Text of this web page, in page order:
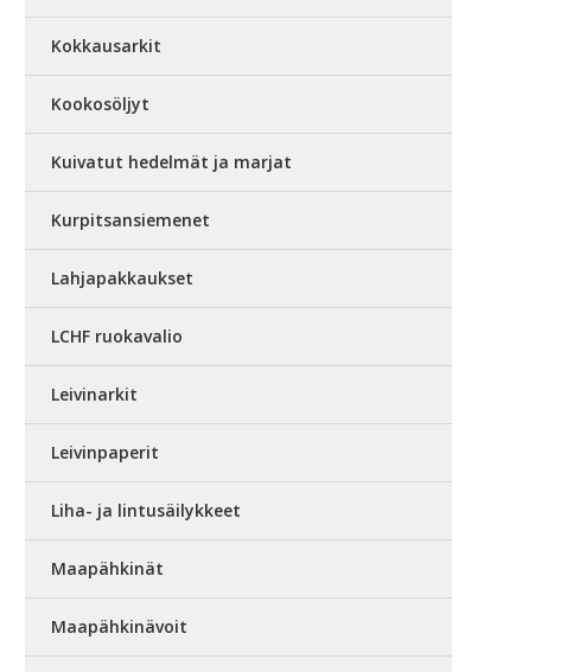
Kokkausarkit
Kookosöljyt
Kuivatut hedelmät ja marjat
Kurpitsansiemenet
Lahjapakkaukset
LCHF ruokavalio
Leivinarkit
Leivinpaperit
Liha- ja lintusäilykkeet
Maapähkinät
Maapähkinävoit